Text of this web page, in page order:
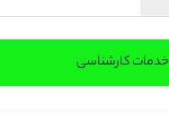
خدمات کارشناسی